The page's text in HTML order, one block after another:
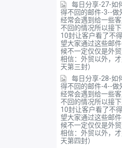
每日分享-27-如
得不回的邮件-3--做
经常会遇到给一些
不回的情况所以接
10封让客户看了不
望大家通过这些邮
候不一定仅仅是外
相信：外贸以外，
天第三封）
每日分享-28-如
得不回的邮件-4--做
经常会遇到给一些
不回的情况所以接
10封让客户看了不
望大家通过这些邮
候不一定仅仅是外
相信：外贸以外，
天第四封）